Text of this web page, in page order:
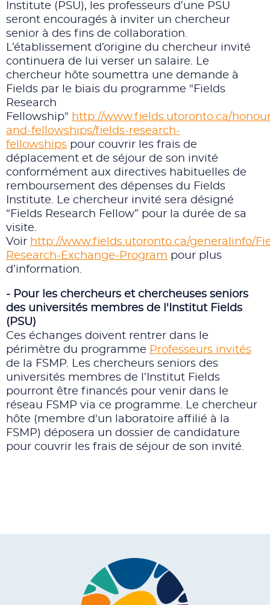
Institute (PSU), les professeurs d’une PSU
seront encouragés à inviter un chercheur
senior à des fins de collaboration.
L’établissement d’origine du chercheur invité
continuera de lui verser un salaire. Le
chercheur hôte soumettra une demande à
Fields par le biais du programme "Fields
Research
Fellowship" http://www.fields.utoronto.ca/
and-fellowships/fields-research-
fellowships pour couvrir les frais de
déplacement et de séjour de son invité
conformément aux directives habituelles de
remboursement des dépenses du Fields
Institute. Le chercheur invité sera désigné
“Fields Research Fellow” pour la durée de sa
visite.
Voir http://www.fields.utoronto.ca/generalinfo/
Research-Exchange-Program pour plus
d’information.
- Pour les chercheurs et chercheuses seniors
des universités membres de l'Institut Fields
(PSU)
Ces échanges doivent rentrer dans le
périmètre du programme Professeurs invités
de la FSMP. Les chercheurs seniors des
universités membres de l’Institut Fields
pourront être financés pour venir dans le
réseau FSMP via ce programme. Le chercheur
hôte (membre d'un laboratoire affilié à la
FSMP) déposera un dossier de candidature
pour couvrir les frais de séjour de son invité.